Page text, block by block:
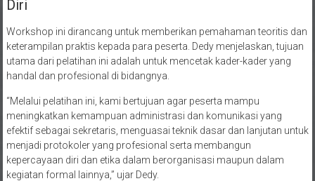
Diri
Workshop ini dirancang untuk memberikan pemahaman teoritis dan
keterampilan praktis kepada para peserta. Dedy menjelaskan, tujuan
utama dari pelatihan ini adalah untuk mencetak kader-kader yang
handal dan profesional di bidangnya.
“Melalui pelatihan ini, kami bertujuan agar peserta mampu
meningkatkan kemampuan administrasi dan komunikasi yang
efektif sebagai sekretaris, menguasai teknik dasar dan lanjutan untuk
menjadi protokoler yang profesional serta membangun
kepercayaan diri dan etika dalam berorganisasi maupun dalam
kegiatan formal lainnya,” ujar Dedy.